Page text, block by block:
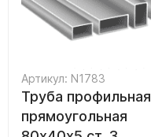
Артикул: N1783
Труба профильная
прямоугольная